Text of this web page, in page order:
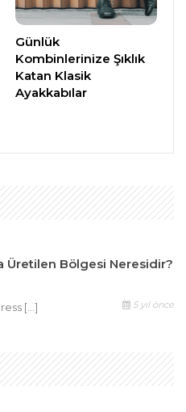
Günlük
Kombinlerinize Şıklık
Katan Klasik
Ayakkabılar
Üretilen Bölgesi Neresidir?
5 yıl önce
[…]